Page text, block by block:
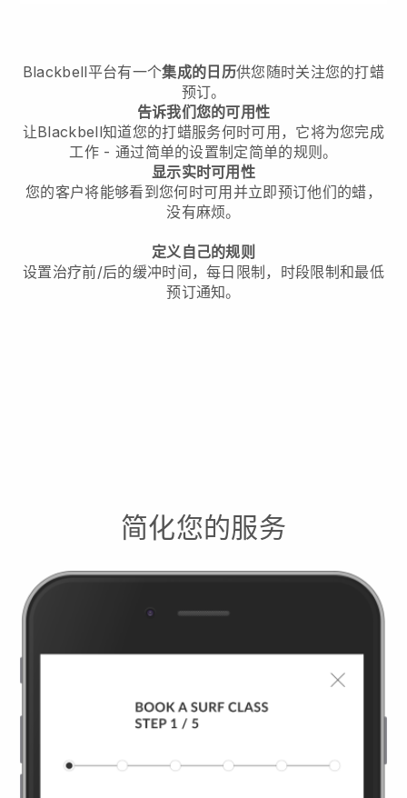
Blackbell平台有一个集成的日历供您随时关注您的打蜡
预订。
告诉我们您的可用性
让Blackbell知道您的打蜡服务何时可用，它将为您完成
工作 - 通过简单的设置制定简单的规则。
显示实时可用性
您的客户将能够看到您何时可用并立即预订他们的蜡，
没有麻烦。
定义自己的规则
设置治疗前/后的缓冲时间，每日限制，时段限制和最低
预订通知。
简化您的服务